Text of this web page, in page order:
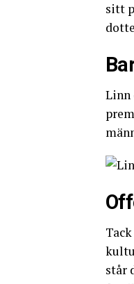
sitt
Linn
står